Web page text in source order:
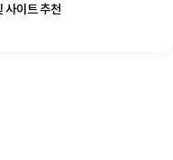
사이트 추천